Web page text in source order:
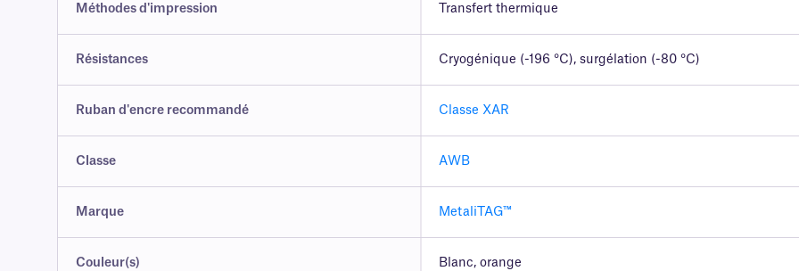
Méthodes d'impression Transfert thermique
Résistances Cryogénique (-196 °C), surgélation (-80 °C)
Ruban d'encre recommandé Classe XAR
Classe AWB
Marque MetaliTAG™
Couleur(s) Blanc, orange